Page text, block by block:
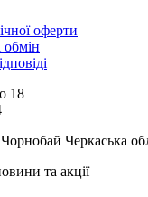
оферти
обмін
18
Черкаська
та акції